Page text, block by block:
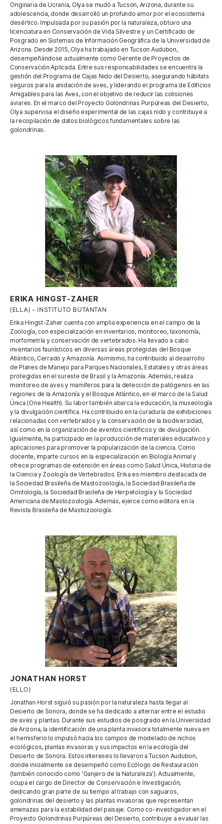
Originaria de Ucrania, Olya se mudó a Tucson, Arizona, durante su
adolescencia, donde desarrolló un profundo amor por el ecosistema
desértico. Impulsada por su pasión por la naturaleza, obtuvo una
licenciatura en Conservación de Vida Silvestre y un Certificado de
Posgrado en Sistemas de Información Geográfica de la Universidad de
Arizona. Desde 2015, Olya ha trabajado en Tucson Audubon,
desempeñándose actualmente como Gerente de Proyectos de
Conservación Aplicada. Entre sus responsabilidades se encuentra la
gestión del Programa de Cajas Nido del Desierto, asegurando hábitats
seguros para la anidación de aves, y liderando el programa de Edificios
Amigables para las Aves, con el objetivo de reducir las colisiones
aviares. En el marco del Proyecto Golondrinas Purpúreas del Desierto,
Olya supervisa el diseño experimental de las cajas nido y contribuye a
la recopilación de datos biológicos fundamentales sobre las
golondrinas.
ERIKA HINGST-ZAHER
(ELLA) - INSTITUTO BUTANTAN
Erika Hingst-Zaher cuenta con amplia experiencia en el campo de la
Zoología, con especialización en inventarios, monitoreo, taxonomía,
morfometría y conservación de vertebrados. Ha llevado a cabo
inventarios faunísticos en diversas áreas protegidas del Bosque
Atlántico, Cerrado y Amazonía. Asimismo, ha contribuido al desarrollo
de Planes de Manejo para Parques Nacionales, Estatales y otras áreas
protegidas en el sureste de Brasil y la Amazonía. Además, realiza
monitoreo de aves y mamíferos para la detección de patógenos en las
regiones de la Amazonía y el Bosque Atlántico, en el marco de la Salud
Única (One Health). Su labor también abarca la educación, la museología
y la divulgación científica. Ha contribuido en la curaduría de exhibiciones
relacionadas con vertebrados y la conservación de la biodiversidad,
así como en la organización de eventos científicos y de divulgación.
Igualmente, ha participado en la producción de materiales educativos y
aplicaciones para promover la popularización de la ciencia. Como
docente, imparte cursos en la especialización en Biología Animal y
ofrece programas de extensión en áreas como Salud Única, Historia de
la Ciencia y Zoología de Vertebrados. Erika es miembro destacada de
la Sociedad Brasileña de Mastozoología, la Sociedad Brasileña de
Ornitología, la Sociedad Brasileña de Herpetología y la Sociedad
Americana de Mastozoología. Además, ejerce como editora en la
Revista Brasileña de Mastozoología.
JONATHAN HORST
(ELLO)
Jonathan Horst siguió su pasión por la naturaleza hasta llegar al
Desierto de Sonora, donde se ha dedicado a alternar entre el estudio
de aves y plantas. Durante sus estudios de posgrado en la Universidad
de Arizona, la identificación de una planta invasora totalmente nueva en
el hemisferio lo impulsó hacia los campos de modelado de nichos
ecológicos, plantas invasoras y sus impactos en la ecología del
Desierto de Sonora. Estos intereses lo llevaron a Tucson Audubon,
donde inicialmente se desempeñó como Ecólogo de Restauración
(también conocido como 'Ganjero de la Naturaleza'). Actualmente,
ocupa el cargo de Director de Conservación e Investigación,
dedicando gran parte de su tiempo al trabajo con saguaros,
golondrinas del desierto y las plantas invasoras que representan
amenazas para la estabilidad del paisaje. Como co-investigador en el
Proyecto Golondrinas Purpúreas del Desierto, contribuye a evaluar las